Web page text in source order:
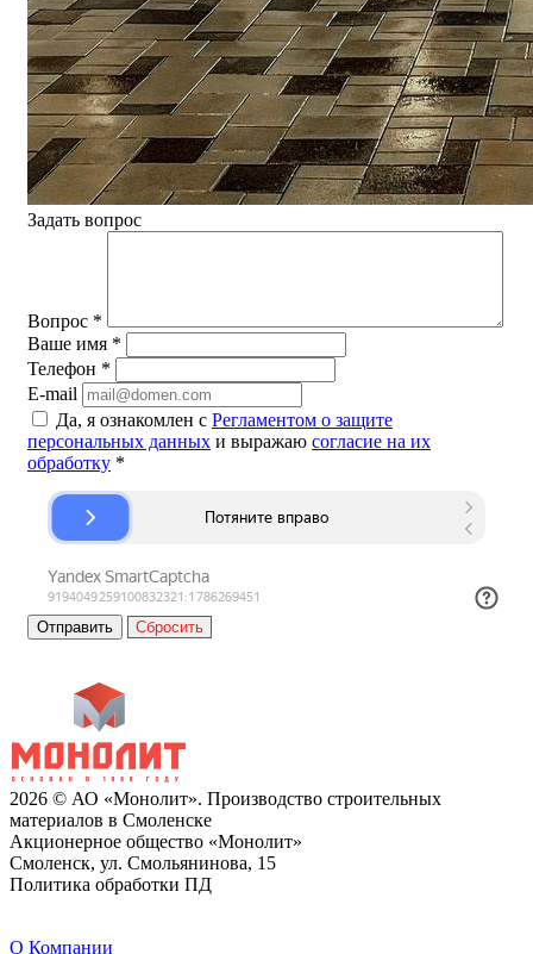
Задать вопрос
Вопрос *
Ваше имя *
Телефон *
E-mail
Да, я ознакомлен с Регламентом о защите
персональных данных и выражаю согласие на их
обработку *
Сбросить
2026 © АО «Монолит». Производство строительных
материалов в Смоленске
Акционерное общество «Монолит»
Смоленск, ул. Смольянинова, 15
Политика обработки ПД
O Компании